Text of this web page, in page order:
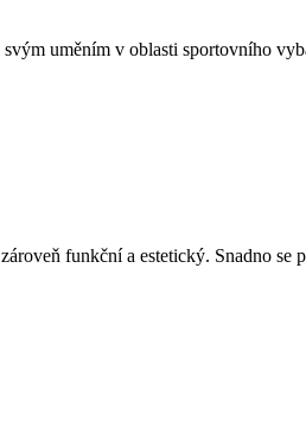
uměním v oblasti sportovního
funkční a estetický. Snadno